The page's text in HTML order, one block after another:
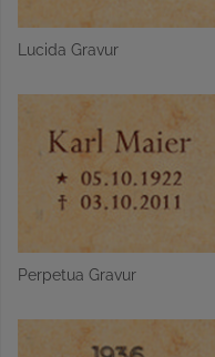
Lucida Gravur
Perpetua Gravur